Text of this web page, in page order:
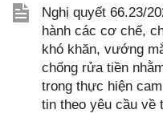
Nghị quyết 66.23/
hành các cơ chế,
khó khăn, vướng
chống rửa tiền
trong thực hiện
tin theo yêu cầu về